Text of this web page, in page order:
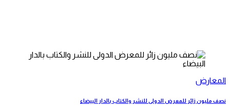
المعارض
نصف مليون زائر للمعرض الدولى للنشر والكتاب بالدار البيضاء